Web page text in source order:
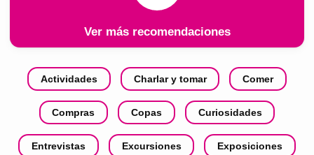
Ver más recomendaciones
Actividades Charlar y tomar Comer
Compras Copas Curiosidades
Entrevistas Excursiones Exposiciones